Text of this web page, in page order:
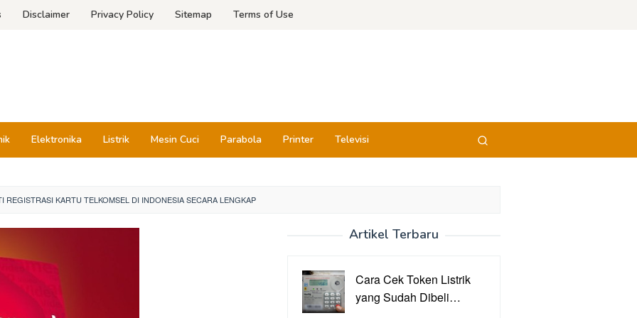
Disclaimer Privacy Policy Sitemap Terms of Use
Elektronika Listrik Mesin Cuci Parabola Printer Televisi
REGISTRASI KARTU TELKOMSEL DI INDONESIA SECARA LENGKAP
Artikel Terbaru
Cara Cek Token Listrik
yang Sudah Dibeli…